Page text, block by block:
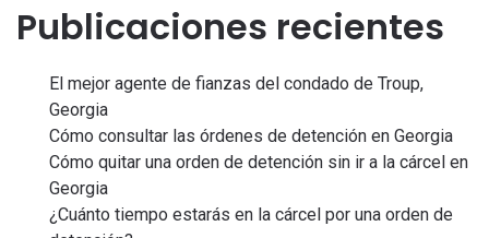
Publicaciones recientes
El mejor agente de fianzas del condado de Troup,
Georgia
Cómo consultar las órdenes de detención en Georgia
Cómo quitar una orden de detención sin ir a la cárcel en
Georgia
¿Cuánto tiempo estarás en la cárcel por una orden de